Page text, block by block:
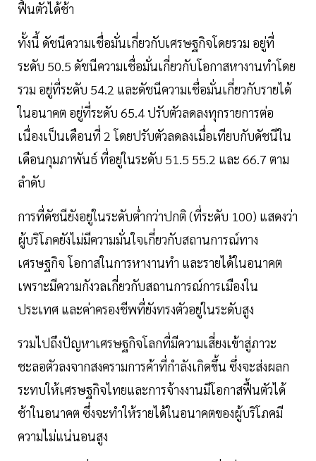
ฟื้นตัวได้ช้า
ทั้งนี้ ดัชนีความเชื่อมั่นเกี่ยวกับเศรษฐกิจโดยรวม อยู่ที่
ระดับ 50.5 ดัชนีความเชื่อมั่นเกี่ยวกับโอกาสหางานทำโดย
รวม อยู่ที่ระดับ 54.2 และดัชนีความเชื่อมั่นเกี่ยวกับรายได้
ในอนาคต อยู่ที่ระดับ 65.4 ปรับตัวลดลงทุกรายการต่อ
เนื่องเป็นเดือนที่ 2 โดยปรับตัวลดลงเมื่อเทียบกับดัชนีใน
เดือนกุมภาพันธ์ ที่อยู่ในระดับ 51.5 55.2 และ 66.7 ตาม
ลำดับ
การที่ดัชนียังอยู่ในระดับต่ำกว่าปกติ (ที่ระดับ 100) แสดงว่า
ผู้บริโภคยังไม่มีความมั่นใจเกี่ยวกับสถานการณ์ทาง
เศรษฐกิจ โอกาสในการหางานทำ และรายได้ในอนาคต
เพราะมีความกังวลเกี่ยวกับสถานการณ์การเมืองใน
ประเทศ และค่าครองชีพที่ยังทรงตัวอยู่ในระดับสูง
รวมไปถึงปัญหาเศรษฐกิจโลกที่มีความเสี่ยงเข้าสู่ภาวะ
ชะลอตัวลงจากสงครามการค้าที่กำลังเกิดขึ้น ซึ่งจะส่งผลก
ระทบให้เศรษฐกิจไทยและการจ้างงานมีโอกาสฟื้นตัวได้
ช้าในอนาคต ซึ่งจะทำให้รายได้ในอนาคตของผู้บริโภคมี
ความไม่แน่นอนสูง